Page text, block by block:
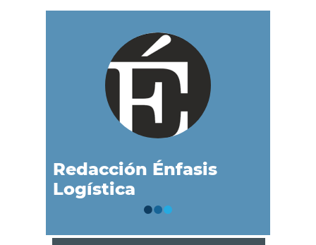
Redacción Énfasis
Logística